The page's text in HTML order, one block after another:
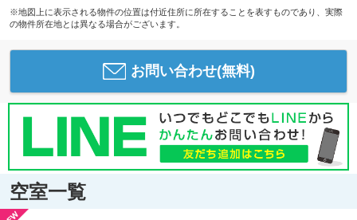
※地図上に表示される物件の位置は付近住所に所在することを表すものであり、実際
の物件所在地とは異なる場合がございます。
お問い合わせ(無料)
空室一覧